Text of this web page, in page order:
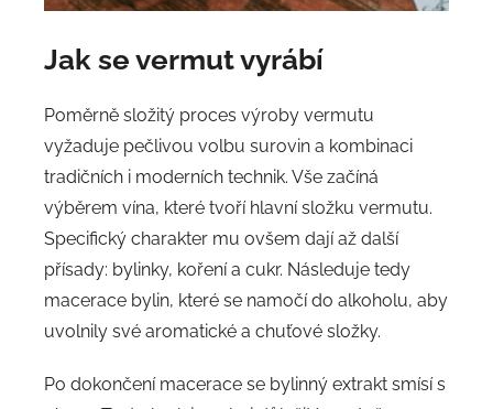
Jak se vermut vyrábí
Poměrně složitý proces výroby vermutu
vyžaduje pečlivou volbu surovin a kombinaci
tradičních i moderních technik. Vše začíná
výběrem vína, které tvoří hlavní složku vermutu.
Specifický charakter mu ovšem dají až další
přísady: bylinky, koření a cukr. Následuje tedy
macerace bylin, které se namočí do alkoholu, aby
uvolnily své aromatické a chuťové složky.
Po dokončení macerace se bylinný extrakt smísí s